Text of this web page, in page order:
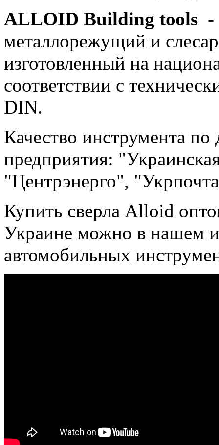
ALLOID Building tools -
металлорежущий и
изготовленный на
соответствии с
DIN.
Качество инструмента по
предприятия:
"Центрэнерго",
Купить сверла Alloid
Украине можно в нашем
автомобильных